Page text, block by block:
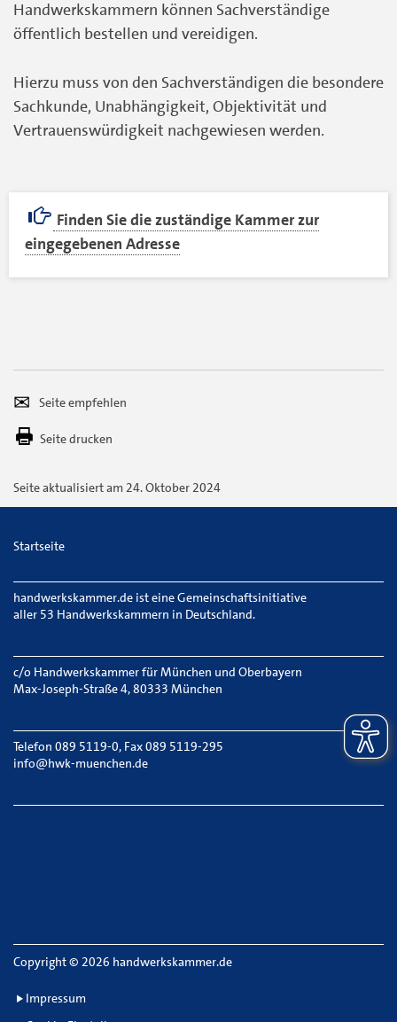
Handwerkskammern können Sachverständige
öffentlich bestellen und vereidigen.
Hierzu muss von den Sachverständigen die besondere
Sachkunde, Unabhängigkeit, Objektivität und
Vertrauenswürdigkeit nachgewiesen werden.
Finden Sie die zuständige Kammer zur
eingegebenen Adresse
empfehlen
Per
E-
versenden
Seite drucken
Seite aktualisiert am 24. Oktober 2024
Startseite
handwerkskammer.de ist eine Gemeinschaftsinitiative
aller 53 Handwerkskammern in Deutschland.
c/o Handwerkskammer für München und Oberbayern
Max-Joseph-Straße 4, 80333 München
Telefon 089 5119-0, Fax 089 5119-295
info@hwk-muenchen.de
Copyright© 2026 handwerkskammer.de
Impressum